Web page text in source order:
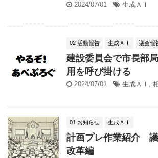
2024/07/01 生成ＡＩ
02 活動報告 生成ＡＩ 議会報
建設委員会で市長部
用を呼び掛ける
2024/07/01 生成ＡＩ
01 お知らせ 生成ＡＩ
計画プレ作業紹介
改革編